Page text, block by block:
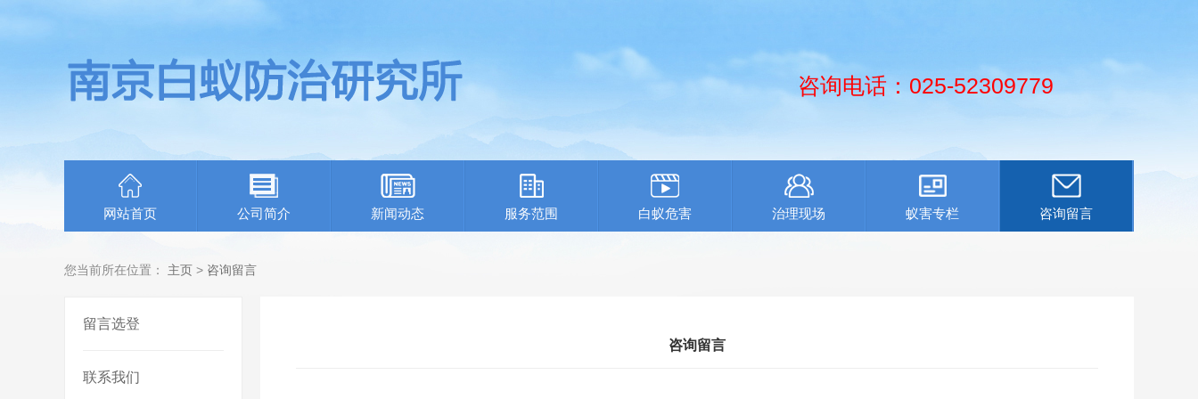
咨询电话：025-52309779
网站首页 公司简介 新闻动态 服务范围 白蚁危害 治理现场 蚁害专栏 咨询留言
您当前所在位置： 主页 > 咨询留言
留言选登
联系我们
咨询留言